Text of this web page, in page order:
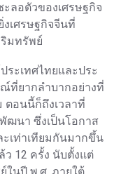
ลอตัวของเศรษฐกิจ
งเศรษฐกิจจีนที่
มทรัพย์
ระเทศไทยและประ
ที่ยากลำบากอย่างที่
ตอนนี้ก็ถึงเวลาที่
ฒนา ซึ่งเป็นโอกาส
เท่าเทียมกันมากขึ้น
ว 12 ครั้ง นับตั้งแต่